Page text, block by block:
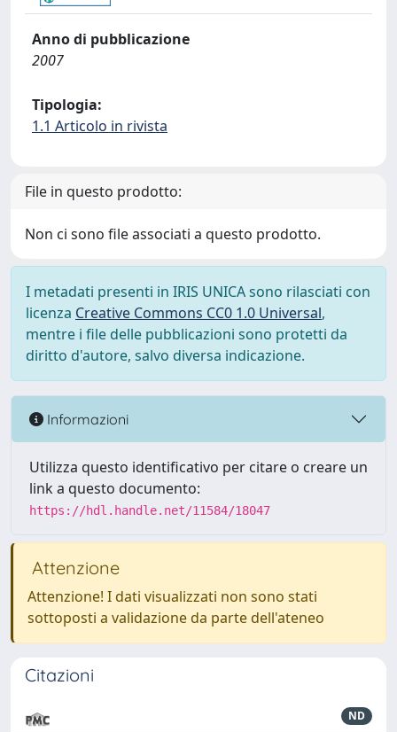
Anno di pubblicazione
2007
Tipologia:
1.1 Articolo in rivista
File in questo prodotto:
Non ci sono file associati a questo prodotto.
I metadati presenti in IRIS UNICA sono rilasciati con
licenza Creative Commons CC0 1.0 Universal,
mentre i file delle pubblicazioni sono protetti da
diritto d'autore, salvo diversa indicazione.
Informazioni
Utilizza questo identificativo per citare o creare un
link a questo documento:
https://hdl.handle.net/11584/18047
Attenzione
Attenzione! I dati visualizzati non sono stati
sottoposti a validazione da parte dell'ateneo
Citazioni
ND